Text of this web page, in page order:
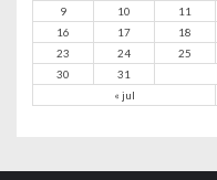
« jul
9
10 11
16
17 18
23
24 25
30
31